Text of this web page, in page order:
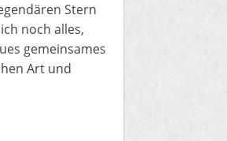
Stern
noch alles,
gemeinsames
Art und